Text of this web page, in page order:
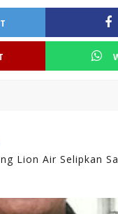
Lion Air Selipkan